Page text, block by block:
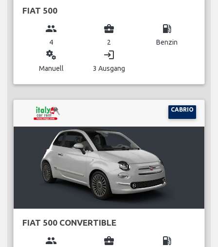
FIAT 500
group
4
business_center
2
local_gas_station
Benzin
miscellaneous_services
Manuell
login
3 Ausgang
CABRIO
FIAT 500 CONVERTIBLE
group business_center local_gas_station